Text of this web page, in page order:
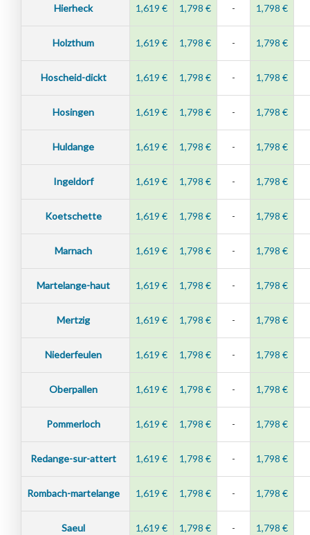
Hierheck 1,619 € 1,798 € - 1,798 €
Holzthum 1,619 € 1,798 € - 1,798 €
Hoscheid-dickt 1,619 € 1,798 € - 1,798 €
Hosingen 1,619 € 1,798 € - 1,798 €
Huldange 1,619 € 1,798 € - 1,798 €
Ingeldorf 1,619 € 1,798 € - 1,798 €
Koetschette 1,619 € 1,798 € - 1,798 €
Marnach 1,619 € 1,798 € - 1,798 €
Martelange-haut 1,619 € 1,798 € - 1,798 €
Mertzig 1,619 € 1,798 € - 1,798 €
Niederfeulen 1,619 € 1,798 € - 1,798 €
Oberpallen 1,619 € 1,798 € - 1,798 €
Pommerloch 1,619 € 1,798 € - 1,798 €
Redange-sur-attert 1,619 € 1,798 € - 1,798 €
Rombach-martelange 1,619 € 1,798 € - 1,798 €
Saeul 1,619 € 1,798 € - 1,798 €